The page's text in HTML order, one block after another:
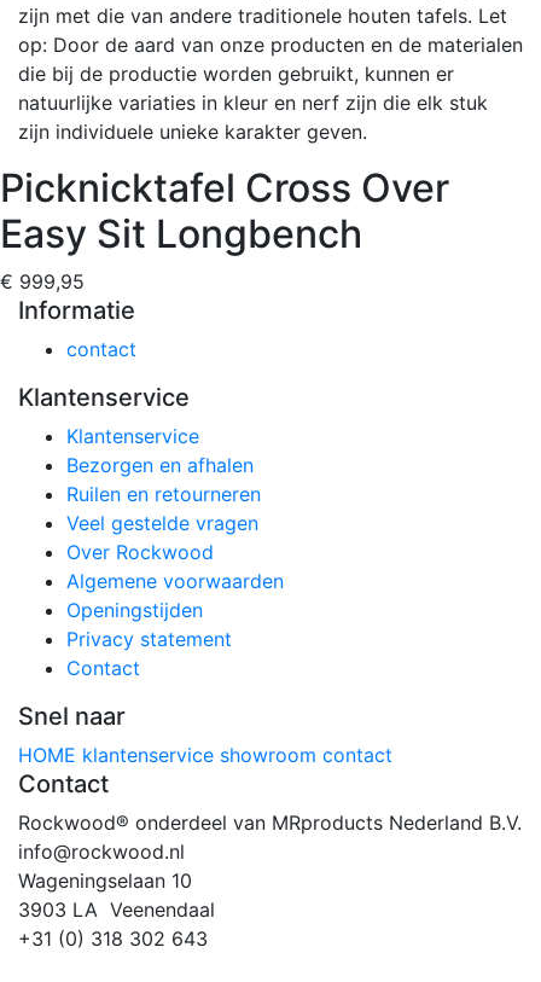
zijn met die van andere traditionele houten tafels. Let
op: Door de aard van onze producten en de materialen
die bij de productie worden gebruikt, kunnen er
natuurlijke variaties in kleur en nerf zijn die elk stuk
zijn individuele unieke karakter geven.
Picknicktafel Cross Over
Easy Sit Longbench
€ 999,95
Informatie
contact
Klantenservice
Klantenservice
Bezorgen en afhalen
Ruilen en retourneren
Veel gestelde vragen
Over Rockwood
Algemene voorwaarden
Openingstijden
Privacy statement
Contact
Snel naar
HOME klantenservice showroom contact
Contact
Rockwood® onderdeel van MRproducts Nederland B.V.
info@rockwood.nl
Wageningselaan 10
3903 LA Veenendaal
+31 (0) 318 302 643